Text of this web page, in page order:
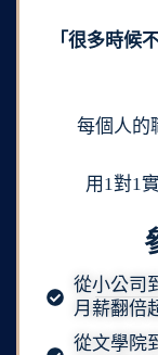
「很多時候
每個人的
用1對1
從小公司
月薪翻倍
從文學院